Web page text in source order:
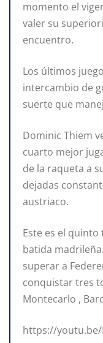
momento el
valer su
encuentro.
Los últimos
intercambio de
suerte que
Dominic Thiem
cuarto mejor
de la raqueta a
dejadas
austriaco.
Este es el
batida
superar a
conquistar tres
Montecarlo ,
https://youtu.be/